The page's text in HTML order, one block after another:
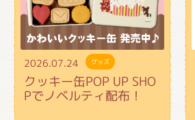
2026.07.24 グッズ
クッキー缶POP UP SHO
Pでノベルティ配布！